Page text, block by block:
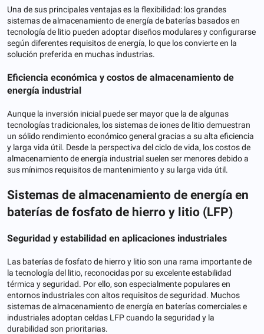
Una de sus principales ventajas es la flexibilidad: los grandes
sistemas de almacenamiento de energía de baterías basados ​​en
tecnología de litio pueden adoptar diseños modulares y configurarse
según diferentes requisitos de energía, lo que los convierte en la
solución preferida en muchas industrias.
Eficiencia económica y costos de almacenamiento de
energía industrial
Aunque la inversión inicial puede ser mayor que la de algunas
tecnologías tradicionales, los sistemas de iones de litio demuestran
un sólido rendimiento económico general gracias a su alta eficiencia
y larga vida útil. Desde la perspectiva del ciclo de vida, los costos de
almacenamiento de energía industrial suelen ser menores debido a
sus mínimos requisitos de mantenimiento y su larga vida útil.
Sistemas de almacenamiento de energía en
baterías de fosfato de hierro y litio (LFP)
Seguridad y estabilidad en aplicaciones industriales
Las baterías de fosfato de hierro y litio son una rama importante de
la tecnología del litio, reconocidas por su excelente estabilidad
térmica y seguridad. Por ello, son especialmente populares en
entornos industriales con altos requisitos de seguridad. Muchos
sistemas de almacenamiento de energía en baterías comerciales e
industriales adoptan celdas LFP cuando la seguridad y la
durabilidad son prioritarias.